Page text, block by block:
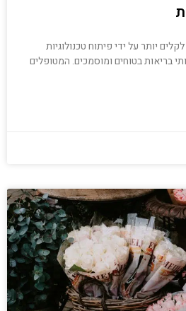
יותר על ידי פיתוח טכנולוגיות
בריאות בטוחים ומוסמכים. המטופלים